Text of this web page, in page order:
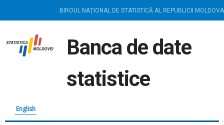
BIROUL NAȚIONAL DE STATISTICĂ AL REPUBLICII MOLDOVA
Banca de date
statistice
English